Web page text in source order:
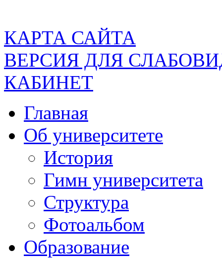
КАРТА САЙТА
ВЕРСИЯ ДЛЯ
КАБИНЕТ
Главная
Об университете
История
Гимн университета
Структура
Фотоальбом
Образование